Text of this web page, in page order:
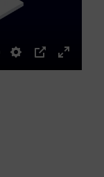
Settings
PIP
Enter